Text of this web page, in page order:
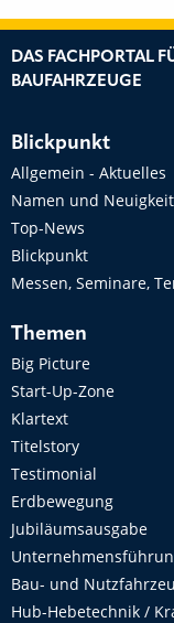
DAS FACHPORTAL
BAUFAHRZEUGE
Blickpunkt
Allgemein - Aktuelles
Namen und
Top-News
Blickpunkt
Messen, Seminare,
Themen
Big Picture
Start-Up-Zone
Klartext
Titelstory
Testimonial
Erdbewegung
Jubiläumsausgabe
Bau- und
Hub-Hebetechnik /